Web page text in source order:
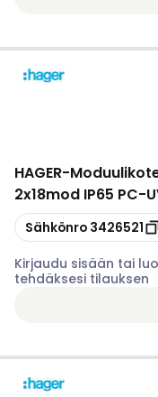
HAGER-
2x18mod IP65 PC-
Kopioi
Sähkönro 3426521
Kirjaudu sisään tai
tehdäksesi tilauksen